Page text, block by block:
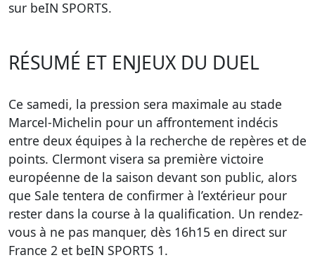
sur beIN SPORTS.
RÉSUMÉ ET ENJEUX DU DUEL
Ce samedi, la pression sera maximale au stade
Marcel-Michelin pour un affrontement indécis
entre deux équipes à la recherche de repères et de
points. Clermont visera sa première victoire
européenne de la saison devant son public, alors
que Sale tentera de confirmer à l’extérieur pour
rester dans la course à la qualification. Un rendez-
vous à ne pas manquer, dès 16h15 en direct sur
France 2 et beIN SPORTS 1.